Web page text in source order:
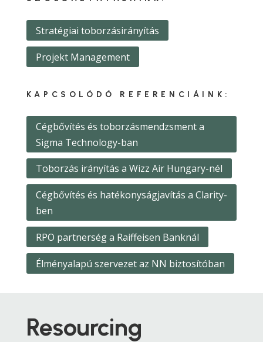
Stratégiai toborzásirányítás
Projekt Management
KAPCSOLÓDÓ REFERENCIÁINK:
Cégbővítés és toborzásmendzsment a
Sigma Technology-ban
Toborzás irányítás a Wizz Air Hungary-nél
Cégbővítés és hatékonyságjavítás a Clarity-
ben
RPO partnerség a Raiffeisen Banknál
Élményalapú szervezet az NN biztosítóban
Resourcing